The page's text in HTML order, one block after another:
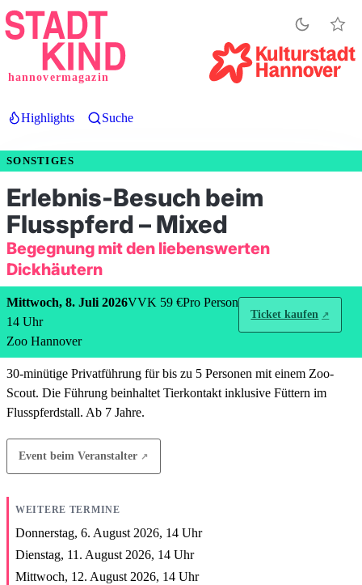
Direkt
zum
hannovermagazin
Highlights Suche
SONSTIGES
Erlebnis-Besuch beim
Flusspferd – Mixed
Begegnung mit den liebenswerten
Dickhäutern
Mittwoch, 8. Juli 2026
14 Uhr
Zoo Hannover
VVK 59 €Pro Person
Ticket kaufen
30-minütige Privatführung für bis zu 5 Personen mit einem Zoo-
Scout. Die Führung beinhaltet Tierkontakt inklusive Füttern im
Flusspferdstall. Ab 7 Jahre.
Event beim Veranstalter
WEITERE TERMINE
Donnerstag, 6. August 2026, 14 Uhr
Dienstag, 11. August 2026, 14 Uhr
Mittwoch, 12. August 2026, 14 Uhr